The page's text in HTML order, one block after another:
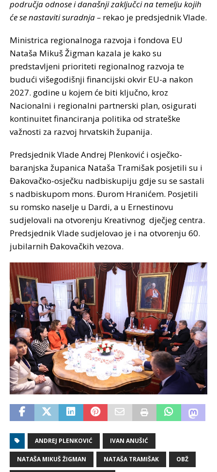
područja odnose i današnji zaključci na temelju kojih
će se nastaviti suradnja – rekao je predsjednik Vlade.
Ministrica regionalnoga razvoja i fondova EU
Nataša Mikuš Žigman kazala je kako su
predstavljeni prioriteti regionalnog razvoja te
budući višegodišnji financijski okvir EU-a nakon
2027. godine u kojem će biti ključno, kroz
Nacionalni i regionalni partnerski plan, osigurati
kontinuitet financiranja politika od strateške
važnosti za razvoj hrvatskih županija.
Predsjednik Vlade Andrej Plenković i osječko-
baranjska županica Nataša Tramišak posjetili su i
Đakovačko-osječku nadbiskupiju gdje su se sastali
s nadbiskupom mons. Đurom Hranićem. Posjetili
su romsko naselje u Dardi, a u Ernestinovu
sudjelovali na otvorenju Kreativnog dječjeg centra.
Predsjednik Vlade sudjelovao je i na otvorenju 60.
jubilarnih Đakovačkih vezova.
ANDREJ PLENKOVIĆ IVAN ANUŠIĆ
NATAŠA MIKUŠ ŽIGMAN NATAŠA TRAMIŠAK OBŽ